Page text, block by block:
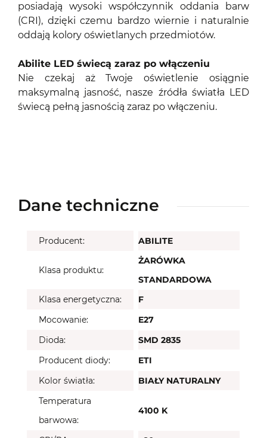
posiadają wysoki współczynnik oddania barw
(CRI), dzięki czemu bardzo wiernie i naturalnie
oddają kolory oświetlanych przedmiotów.
Abilite LED świecą zaraz po włączeniu
Nie czekaj aż Twoje oświetlenie osiągnie
maksymalną jasność, nasze źródła światła LED
świecą pełną jasnością zaraz po włączeniu.
Dane techniczne
Producent: ABILITE
Klasa produktu:
ŻARÓWKA
STANDARDOWA
Klasa energetyczna:
F
Mocowanie:
E27
Dioda:
SMD 2835
Producent diody:
ETI
Kolor światła:
BIAŁY NATURALNY
Temperatura
barwowa:
4100 K